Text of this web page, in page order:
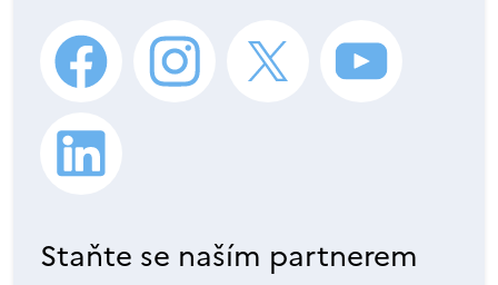
Staňte se naším partnerem